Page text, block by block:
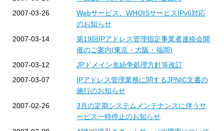
2007-03-26
Webサービス、WHOISサービスIPv6対応
のお知らせ
2007-03-14
第19回IPアドレス管理指定事業者連絡会開
催のご案内(東京・大阪・福岡)
2007-03-12
JPドメイン名紛争処理方針等改訂
2007-03-07
IPアドレス管理業務に関するJPNIC文書の
施行のお知らせ
2007-02-26
3月の定期システムメンテナンスに伴うサ
ービス一時停止のお知らせ